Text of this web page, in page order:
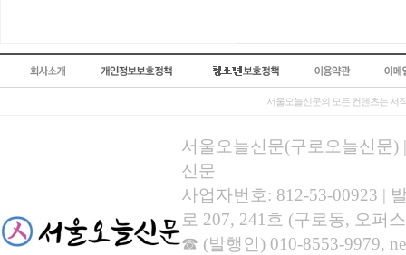
서울오늘신문의 모든 컨텐츠는 저
서울오늘신문(구로오늘신문)
신문
사업자번호: 812-53-00923 |
로 207, 241호 (구로동, 오퍼
☎ (발행인) 010-8553-9979,